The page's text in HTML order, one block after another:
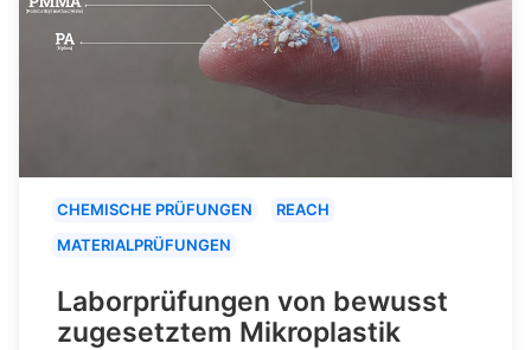
CHEMISCHE PRÜFUNGEN
REACH
MATERIALPRÜFUNGEN
Laborprüfungen von bewusst
zugesetztem Mikroplastik